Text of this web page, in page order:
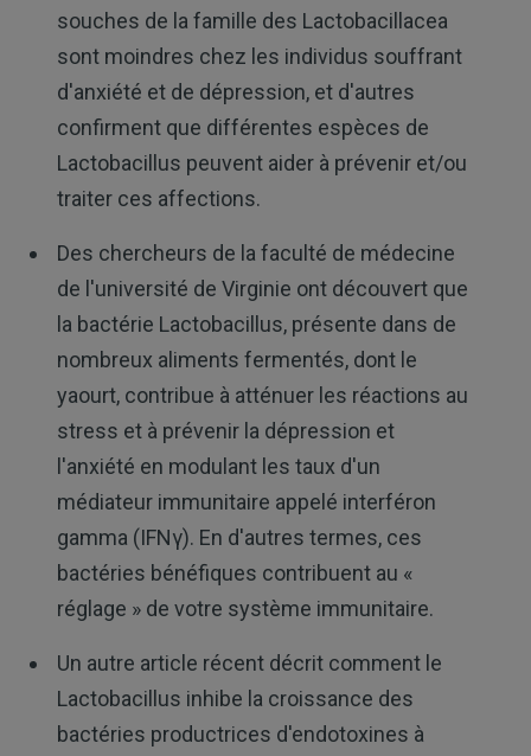
souches de la famille des Lactobacillacea
sont moindres chez les individus souffrant
d'anxiété et de dépression, et d'autres
confirment que différentes espèces de
Lactobacillus peuvent aider à prévenir et/ou
traiter ces affections.
Des chercheurs de la faculté de médecine
de l'université de Virginie ont découvert que
la bactérie Lactobacillus, présente dans de
nombreux aliments fermentés, dont le
yaourt, contribue à atténuer les réactions au
stress et à prévenir la dépression et
l'anxiété en modulant les taux d'un
médiateur immunitaire appelé interféron
gamma (IFNγ). En d'autres termes, ces
bactéries bénéfiques contribuent au «
réglage » de votre système immunitaire.
Un autre article récent décrit comment le
Lactobacillus inhibe la croissance des
bactéries productrices d'endotoxines à